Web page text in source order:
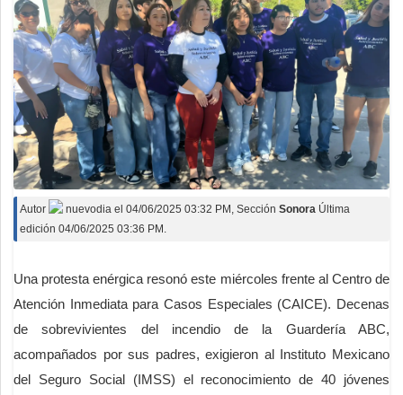
Autor nuevodia el 04/06/2025 03:32 PM , Sección Sonora Última
edición 04/06/2025 03:36 PM.
Una protesta enérgica resonó este miércoles frente al Centro de
Atención Inmediata para Casos Especiales (CAICE). Decenas
de sobrevivientes del incendio de la Guardería ABC,
acompañados por sus padres, exigieron al Instituto Mexicano
del Seguro Social (IMSS) el reconocimiento de 40 jóvenes